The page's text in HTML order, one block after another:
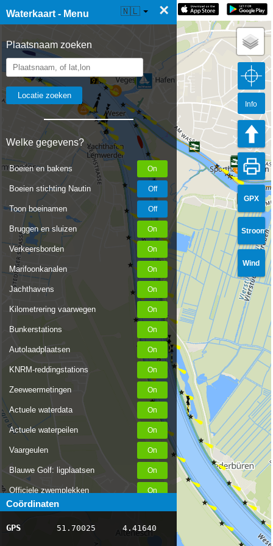
Waterkaart - Menu ×
Plaatsnaam zoeken
Welke gegevens?
Boeien en bakens
Boeien stichting Nautin
Toon boeinamen
Bruggen en sluizen
Verkeersborden
Marifoonkanalen
Jachthavens
Kilometrering vaarwegen
Bunkerstations
Autolaadplaatsen
KNRM-reddingstations
Zeeweermetingen
Actuele waterdata
Actuele waterpeilen
Vaargeulen
Blauwe Golf: ligplaatsen
Officiele zwemplekken
Stremmingen/hinder
AIS scheepsposities
Coördinaten
GPS 51.70025 4.41640
☰ Waterkaart Live 🇳🇱
GPX
Stroom
Wind
Info